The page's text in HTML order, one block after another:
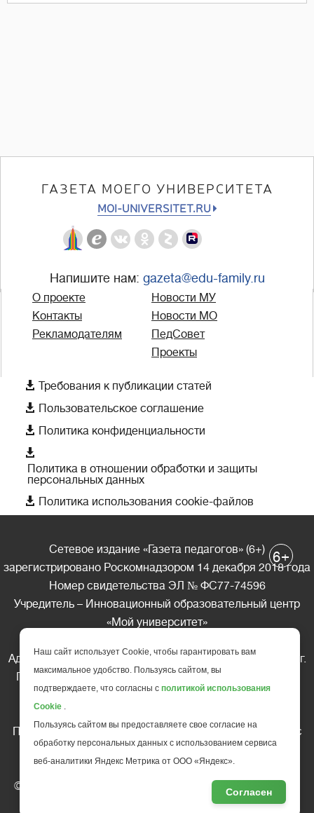
ГАЗЕТА МОЕГО УНИВЕРСИТЕТА
MOI-UNIVERSITET.RU
Напишите нам: gazeta@edu-family.ru
О проекте
Контакты
Рекламодателям
Новости МУ
Новости МО
ПедСовет
Проекты
 Требования к публикации статей
 Пользовательское соглашение
 Политика конфиденциальности

Политика в отношении обработки и защиты
персональных данных
 Политика использования cookie-файлов
Сетевое издание «Газета педагогов» (6+)
зарегистрировано Роскомнадзором 14 декабря 2018 года
Номер свидетельства ЭЛ № ФС77-74596
Учредитель – Инновационный образовательный центр
«Мой университет»
Адрес редакции: 185035 Россия, Республика Карелия, г.
Петрозаводск, ул. Фридриха Энгельса д.10, офис 211
Телефон редакции: +7 (499) 685-10-45
Перепечатка материалов газеты допускается только c
письменного разрешения редакции
Ссылка на «Газету педагогов» обязательна.
© АНО ДПО "Инновационный образовательный центр
повышения квалификации и переподготовки "Мой
6+
Наш сайт использует Cookie, чтобы гарантировать вам
максимальное удобство. Пользуясь сайтом, вы
подтверждаете, что согласны с политикой использования
Cookie .
Пользуясь сайтом вы предоставляете свое согласие на
обработку персональных данных с использованием сервиса
веб-аналитики Яндекс Метрика от ООО «Яндекс».
Согласен